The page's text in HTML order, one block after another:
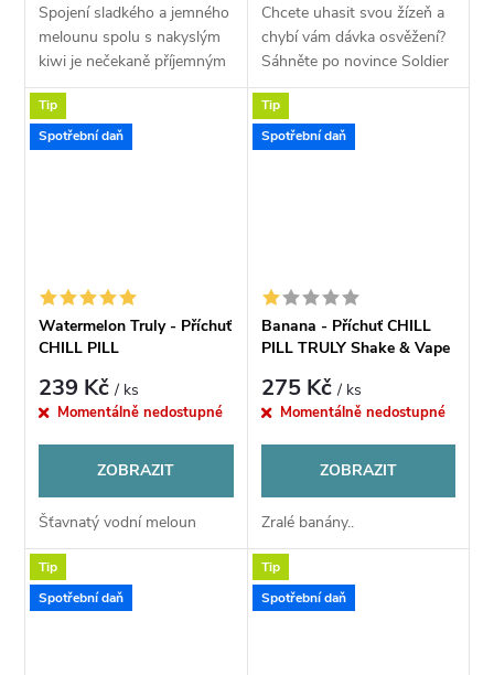
Spojení sladkého a jemného
melounu spolu s nakyslým
kiwi je nečekaně příjemným
zpestřením pro vaše
chuťové pohárky, které si
užijí plně ovocnou chuť.
Chcete uhasit svou žízeň a
chybí vám dávka osvěžení?
Sáhněte po novince Soldier
od výrobce Chill Pill. V
příchuti naleznete mix těch
nejsladších a nejreálnějších...
Tip
Spotřební daň
Watermelon Truly - Příchuť
CHILL PILL
239 Kč/ ks
Momentálně nedostupné
ZOBRAZIT
Šťavnatý vodní meloun
Tip
Spotřební daň
Banana - Příchuť CHILL
PILL TRULY Shake & Vape
275 Kč/ ks
Momentálně nedostupné
ZOBRAZIT
Zralé banány..
Tip
Spotřební daň
Tip
Spotřební daň